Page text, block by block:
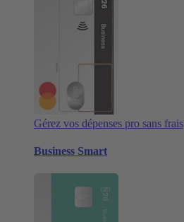
Gérez vos dépenses pro sans frais
Business Smart